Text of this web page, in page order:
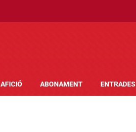
AFICIÓ ABONAMENT ENTRADES